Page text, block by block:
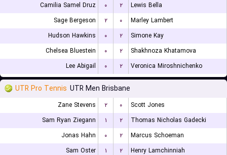
Camilia Samel Druz
۰ ۲
Lewis Bella
Sage Bergeson
۲ ۰
Marley Lambert
Hudson Hawkins
۰ ۲
Simone Kay
Chelsea Bluestein
۰ ۲
Shakhnoza Khatamova
Lee Abigail
۰ ۲ Veronica Miroshnichenko
UTR Pro Tennis UTR Men Brisbane
Zane Stevens ۲ ۰
Scott Jones
Sam Ryan Ziegann
۱ ۲
Thomas Nicholas Gadecki
Jonas Hahn
۰ ۲
Marcus Schoeman
Sam Oster
۱ ۲
Henry Lamchinniah